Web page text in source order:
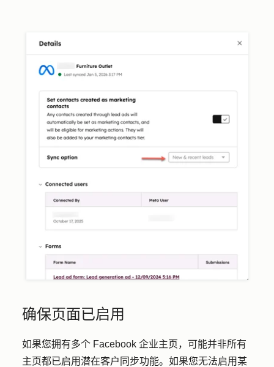
确保页面已启用
如果您拥有多个 Facebook 企业主页，可能并非所有
主页都已启用潜在客户同步功能。如果您无法启用某